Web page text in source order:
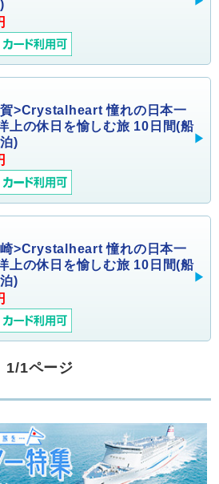
>Crystalheart 憧れの日本一
上の休日を愉しむ旅 10日間(船
)
>Crystalheart 憧れの日本一
上の休日を愉しむ旅 10日間(船
)
1/1ページ